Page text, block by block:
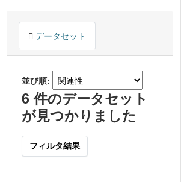
データセット
並び順
6 件のデータセット
が見つかりました
フィルタ結果